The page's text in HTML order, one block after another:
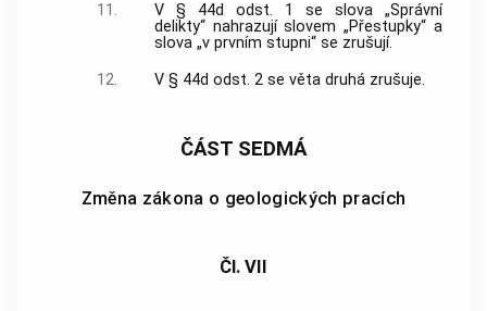
11.
V § 44d odst. 1 se slova „Správní
delikty“ nahrazují slovem „Přestupky“ a
slova „v prvním stupni“ se zrušují.
12.
V § 44d odst. 2 se věta druhá zrušuje.
ČÁST SEDMÁ
Změna zákona o geologických pracích
Čl. VII